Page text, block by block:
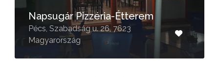
Napsugár Pizzéria-Étterem
Pécs, Szabadság u. 26, 7623
Magyarország